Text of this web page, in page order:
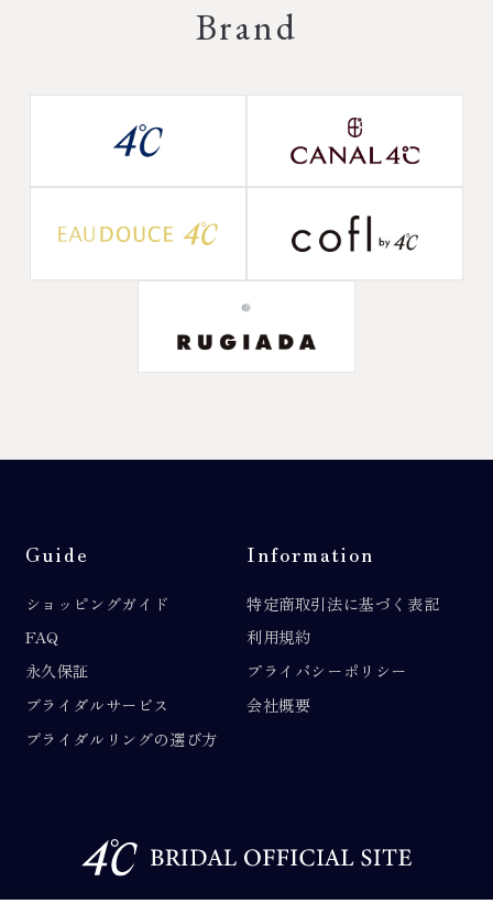
Brand
Guide
ショッピングガイド
FAQ
永久保証
ブライダルサービス
ブライダルリングの選び方
Information
特定商取引法に基づく表記
利用規約
プライバシーポリシー
会社概要